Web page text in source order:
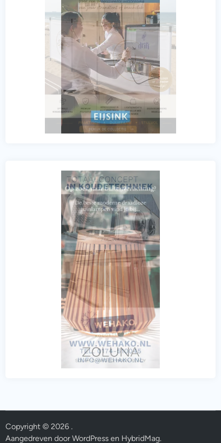
Copyright © 2026 .
Aangedreven doorWordPress en HybridMag.